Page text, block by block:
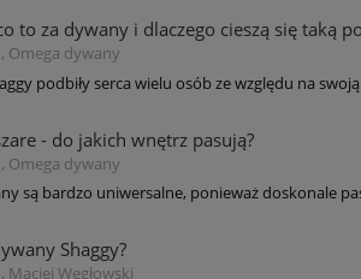
to za dywany i dlaczego cieszą się taką
Omega dywany
podbiły serca wielu osób ze względu na
- do jakich wnętrz pasują?
Omega dywany
są bardzo uniwersalne, ponieważ doskonale
Shaggy?
Maciej Węgłowski